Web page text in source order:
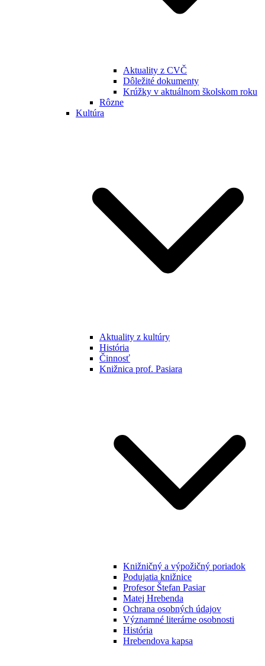
Aktuality z CVČ
Dôležité dokumenty
Krúžky v aktuálnom školskom roku
Rôzne
Kultúra
Aktuality z kultúry
História
Činnosť
Knižnica prof. Pasiara
Knižničný a výpožičný poriadok
Podujatia knižnice
Profesor Štefan Pasiar
Matej Hrebenda
Ochrana osobných údajov
Významné literárne osobnosti
História
Hrebendova kapsa